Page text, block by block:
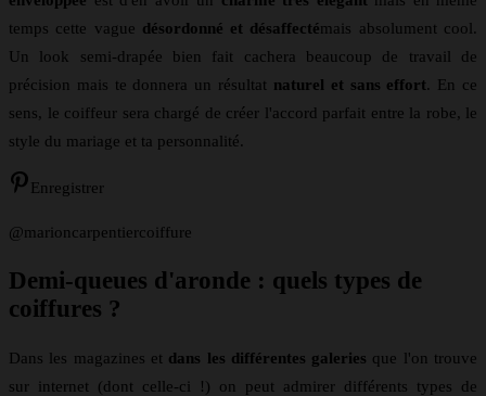
temps cette vague désordonné et désaffectémais absolument cool.
Un look semi-drapée bien fait cachera beaucoup de travail de
précision mais te donnera un résultat naturel et sans effort. En ce
sens, le coiffeur sera chargé de créer l'accord parfait entre la robe, le
style du mariage et ta personnalité.
Enregistrer
@marioncarpentiercoiffure
Demi-queues d'aronde : quels types de
coiffures ?
Dans les magazines et dans les différentes galeries que l'on trouve
sur internet (dont celle-ci !) on peut admirer différents types de